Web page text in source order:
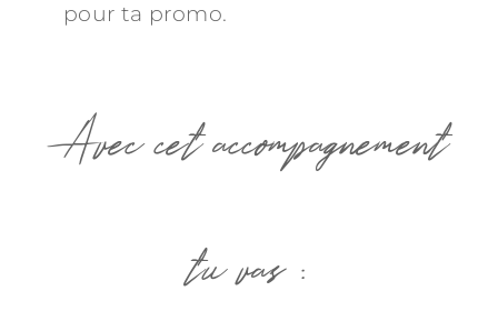
pour ta promo.
Avec cet accompagnement
tu vas :